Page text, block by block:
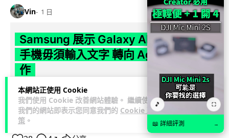
本網站正使用 Cookie
我們使用 Cookie 改善網站體驗。 繼續使用
我們的網站即表示您同意我們的 Cookie 政
策 。
Vin 1 日
Samsung 展示 Galaxy AI 新方向 未來
手機毋須輸入文字 轉向 Agent 全自動操
作
Samsung 電子 MX 部門顧客體驗辦公室主管兼副總裁 Jay Kim
表示，品牌正推動 Galaxy AI 邁向全自動化 Agent... 閱讀全
文
🎵 ⛶
📖 詳細評測 →